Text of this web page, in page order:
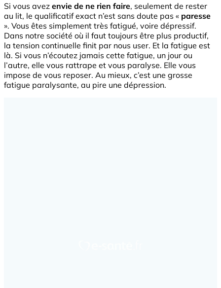
Si vous avez envie de ne rien faire, seulement de rester
au lit, le qualificatif exact n’est sans doute pas « paresse
». Vous êtes simplement très fatigué, voire dépressif.
Dans notre société où il faut toujours être plus productif,
la tension continuelle finit par nous user. Et la fatigue est
là. Si vous n’écoutez jamais cette fatigue, un jour ou
l’autre, elle vous rattrape et vous paralyse. Elle vous
impose de vous reposer. Au mieux, c’est une grosse
fatigue paralysante, au pire une dépression.